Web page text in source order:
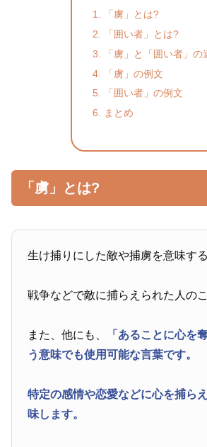
「虜」とは?
「囲い者」とは?
「虜」と「囲い者」の
「虜」の例文
「囲い者」の例文
まとめ
「虜」とは?
生け捕りにした敵や捕虜を意味す
戦争などで敵に捕らえられた人の
また、他にも、
「あることに心を
う意味でも使用可能な言葉です。
特定の感情や恋愛などに心を捕ら
味します。